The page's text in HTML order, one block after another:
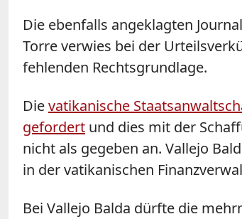
Die ebenfalls angeklagten
Torre verwies bei der
fehlenden Rechtsgrundlage.
Dievatikanische
gefordert und dies mit der
nicht als gegeben an. Vallejo
in der vatikanischen
Bei Vallejo Balda dürfte die